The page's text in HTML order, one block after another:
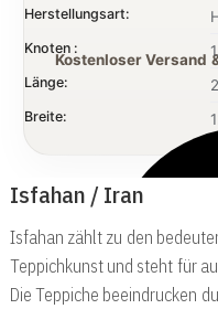
Kostenloser Versand
Herstellungsart:
Knoten :
Länge:
Breite:
Isfahan / Iran
Isfahan zählt zu den
Teppichkunst und steht für
Die Teppiche beeindrucken